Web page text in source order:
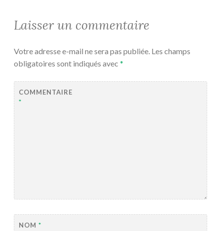
Laisser un commentaire
Votre adresse e-mail ne sera pas publiée. Les champs
obligatoires sont indiqués avec *
COMMENTAIRE
*
NOM *